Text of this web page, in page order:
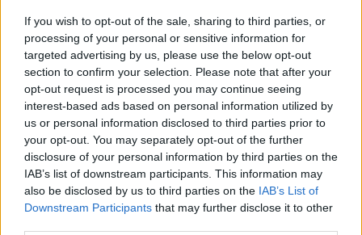
If you wish to opt-out of the sale, sharing to third parties, or
processing of your personal or sensitive information for
targeted advertising by us, please use the below opt-out
section to confirm your selection. Please note that after your
opt-out request is processed you may continue seeing
interest-based ads based on personal information utilized by
us or personal information disclosed to third parties prior to
your opt-out. You may separately opt-out of the further
disclosure of your personal information by third parties on the
IAB’s list of downstream participants. This information may
also be disclosed by us to third parties on the IAB’s List of
Downstream Participants that may further disclose it to other